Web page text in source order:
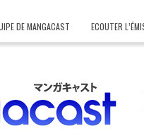
DE MANGACAST ECOUTER